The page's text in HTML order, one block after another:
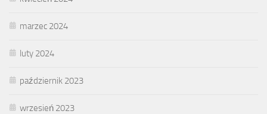
marzec 2024
luty 2024
październik 2023
wrzesień 2023